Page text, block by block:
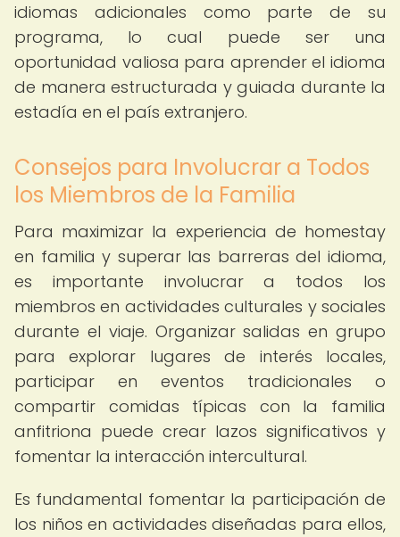
idiomas adicionales como parte de su
programa, lo cual puede ser una
oportunidad valiosa para aprender el idioma
de manera estructurada y guiada durante la
estadía en el país extranjero.
Consejos para Involucrar a Todos
los Miembros de la Familia
Para maximizar la experiencia de homestay
en familia y superar las barreras del idioma,
es importante involucrar a todos los
miembros en actividades culturales y sociales
durante el viaje. Organizar salidas en grupo
para explorar lugares de interés locales,
participar en eventos tradicionales o
compartir comidas típicas con la familia
anfitriona puede crear lazos significativos y
fomentar la interacción intercultural.
Es fundamental fomentar la participación de
los niños en actividades diseñadas para ellos,